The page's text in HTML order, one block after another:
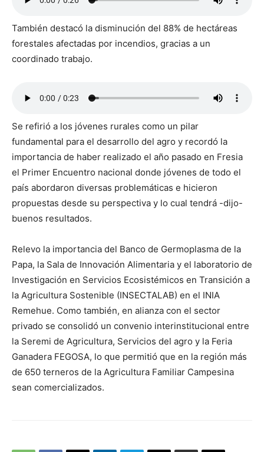
También destacó la disminución del 88% de hectáreas
forestales afectadas por incendios, gracias a un
coordinado trabajo.
Se refirió a los jóvenes rurales como un pilar
fundamental para el desarrollo del agro y recordó la
importancia de haber realizado el año pasado en Fresia
el Primer Encuentro nacional donde jóvenes de todo el
país abordaron diversas problemáticas e hicieron
propuestas desde su perspectiva y lo cual tendrá -dijo-
buenos resultados.
Relevo la importancia del Banco de Germoplasma de la
Papa, la Sala de Innovación Alimentaria y el laboratorio de
Investigación en Servicios Ecosistémicos en Transición a
la Agricultura Sostenible (INSECTALAB) en el INIA
Remehue. Como también, en alianza con el sector
privado se consolidó un convenio interinstitucional entre
la Seremi de Agricultura, Servicios del agro y la Feria
Ganadera FEGOSA, lo que permitió que en la región más
de 650 terneros de la Agricultura Familiar Campesina
sean comercializados.